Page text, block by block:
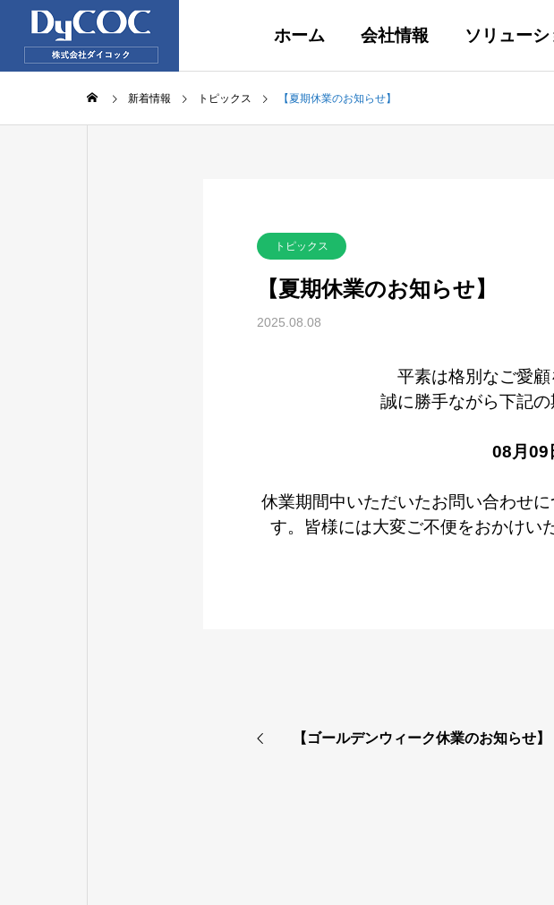
ホーム 会社情報 ソリューシ
新着情報 トピックス 【夏期休業のお知らせ】
トピックス
【夏期休業のお知らせ】
2025.08.08
平素は格別なご愛顧
誠に勝手ながら下記の
08月09
休業期間中いただいたお問い合わせ
す。皆様には大変ご不便をおかけい
【ゴールデンウィーク休業のお知らせ】